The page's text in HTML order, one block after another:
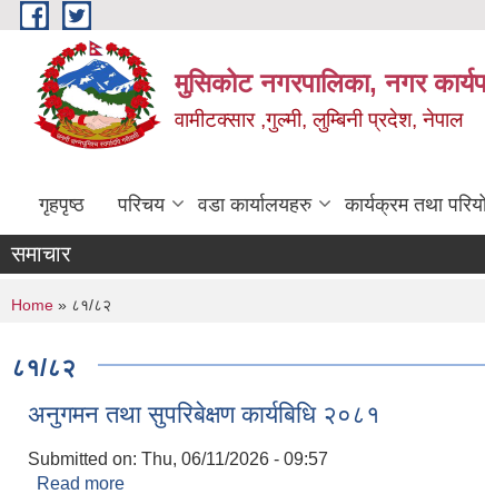
Skip to main content
मुसिकोट नगरपालिका, नगर
वामीटक्सार ,गुल्मी, लुम्बिनी प्रदेश, नेपाल
गृहपृष्ठ परिचय वडा कार्यालयहरु कार्यक्रम तथा
समाचार
You are here
Home » ८१/८२
८१/८२
अनुगमन तथा सुपरिबेक्षण कार्यबिधि २०८१
Submitted on: Thu, 06/11/2026 - 09:57
Read more